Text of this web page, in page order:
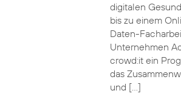
digitalen
bis zu einem
Daten-
Unternehmen
crowd:it ein
das
und […]